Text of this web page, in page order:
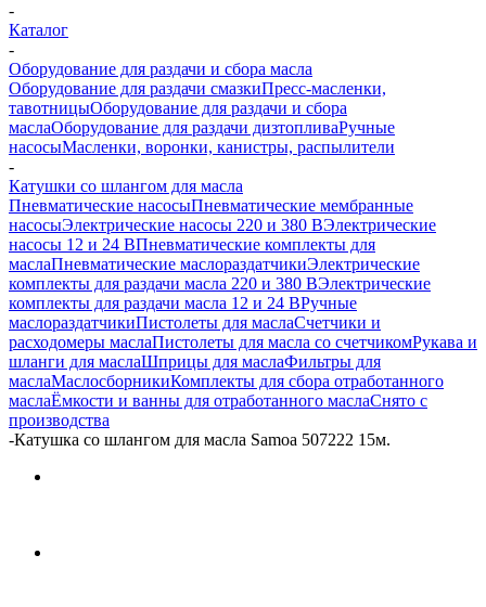
-
Каталог
-
Оборудование для раздачи и сбора масла
Оборудование для раздачи смазкиПресс-масленки,
тавотницыОборудование для раздачи и сбора
маслаОборудование для раздачи дизтопливаРучные
насосыМасленки, воронки, канистры, распылители
-
Катушки со шлангом для масла
Пневматические насосыПневматические мембранные
насосыЭлектрические насосы 220 и 380 ВЭлектрические
насосы 12 и 24 ВПневматические комплекты для
маслаПневматические маслораздатчикиЭлектрические
комплекты для раздачи масла 220 и 380 ВЭлектрические
комплекты для раздачи масла 12 и 24 ВРучные
маслораздатчикиПистолеты для маслаСчетчики и
расходомеры маслаПистолеты для масла со счетчикомРукава и
шланги для маслаШприцы для маслаФильтры для
маслаМаслосборникиКомплекты для сбора отработанного
маслаЁмкости и ванны для отработанного маслаСнято с
производства
-Катушка со шлангом для масла Samoa 507222 15м.